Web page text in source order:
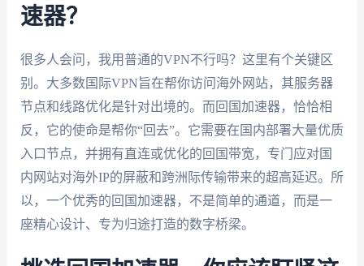
速器？
很多人会问，我用普通的VPN不行吗？这里有个关键区
别。大多数国际VPN旨在帮你访问海外网站，其服务器
节点和线路优化是针对出境的。而回国加速器，恰恰相
反，它的使命是帮你“回去”。它需要在国内部署大量优质
入口节点，并拥有直连或优化的回国带宽，专门应对国
内网站对海外IP的屏蔽和跨洲际传输带来的超高延迟。所
以，一个优秀的回国加速器，不是简单的通道，而是一
座精心设计、专为归途打造的数字桥梁。